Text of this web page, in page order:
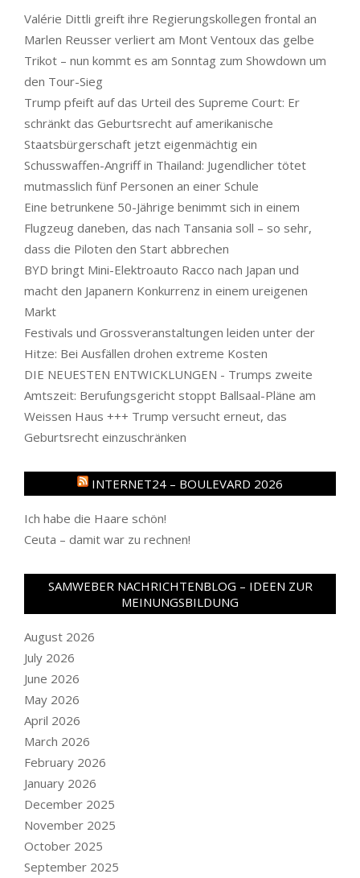
Valérie Dittli greift ihre Regierungskollegen frontal an
Marlen Reusser verliert am Mont Ventoux das gelbe
Trikot – nun kommt es am Sonntag zum Showdown um
den Tour-Sieg
Trump pfeift auf das Urteil des Supreme Court: Er
schränkt das Geburtsrecht auf amerikanische
Staatsbürgerschaft jetzt eigenmächtig ein
Schusswaffen-Angriff in Thailand: Jugendlicher tötet
mutmasslich fünf Personen an einer Schule
Eine betrunkene 50-Jährige benimmt sich in einem
Flugzeug daneben, das nach Tansania soll – so sehr,
dass die Piloten den Start abbrechen
BYD bringt Mini-Elektroauto Racco nach Japan und
macht den Japanern Konkurrenz in einem ureigenen
Markt
Festivals und Grossveranstaltungen leiden unter der
Hitze: Bei Ausfällen drohen extreme Kosten
DIE NEUESTEN ENTWICKLUNGEN - Trumps zweite
Amtszeit: Berufungsgericht stoppt Ballsaal-Pläne am
Weissen Haus +++ Trump versucht erneut, das
Geburtsrecht einzuschränken
INTERNET24 – BOULEVARD 2026
Ich habe die Haare schön!
Ceuta – damit war zu rechnen!
SAMWEBER NACHRICHTENBLOG – IDEEN ZUR
MEINUNGSBILDUNG
August 2026
July 2026
June 2026
May 2026
April 2026
March 2026
February 2026
January 2026
December 2025
November 2025
October 2025
September 2025